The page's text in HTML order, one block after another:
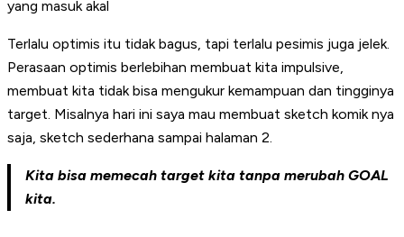
yang masuk akal
Terlalu optimis itu tidak bagus, tapi terlalu pesimis juga jelek.
Perasaan optimis berlebihan membuat kita impulsive,
membuat kita tidak bisa mengukur kemampuan dan tingginya
target. Misalnya hari ini saya mau membuat sketch komik nya
saja, sketch sederhana sampai halaman 2.
Kita bisa memecah target kita tanpa merubah GOAL
kita.